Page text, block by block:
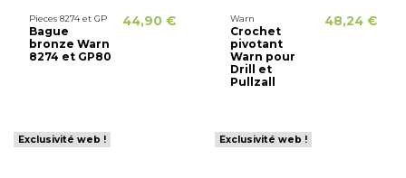
Pieces 8274 et GP
Bague
bronze Warn
8274 et GP80
44,90 € Warn
Crochet
pivotant
Warn pour
Drill et
Pullzall
48,24 €
Exclusivité web ! Exclusivité web !